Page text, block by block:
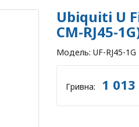
Ubiquiti U
CM-RJ45-
Модель: UF-RJ45-1G
Гривна: 1 013